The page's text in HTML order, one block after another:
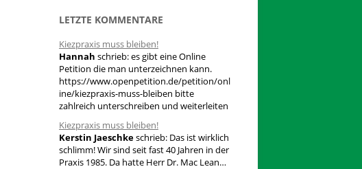
n
n
a
c
h
:
LETZTE KOMMENTARE
Kiezpraxis muss bleiben!
Hannah schrieb:es gibt eine Online
Petition die man unterzeichnen kann.
https://www.openpetition.de/petition/onl
ine/kiezpraxis-muss-bleiben bitte
zahlreich unterschreiben und weiterleiten
Kiezpraxis muss bleiben!
Kerstin Jaeschkeschrieb: Das ist wirklich
schlimm! Wir sind seit fast 40 Jahren in der
Praxis 1985. Da hatte Herr Dr. Mac Lean…